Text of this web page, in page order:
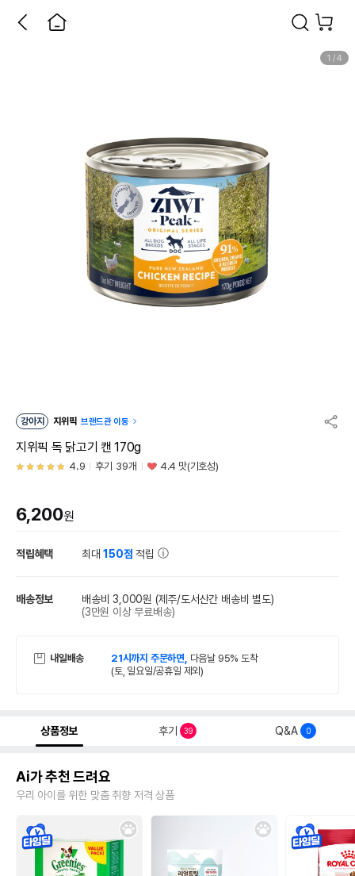
1 /4
강아지 지위픽 브랜드관 이동
지위픽 독 닭고기 캔 170g
4.9 후기 39개 4.4 맛(기호성)
6,200원
적립혜택 최대150점 적립
배송정보 배송비 3,000원 (제주/도서산간 배송비 별도)
(3만원 이상 무료배송)
내일배송 21시까지 주문하면, 다음날 95% 도착
(토, 일요일/공휴일 제외)
상품정보 후기 39 Q&A 0
Ai가 추천 드려요
우리 아이를 위한 맞춤 취향 저격 상품